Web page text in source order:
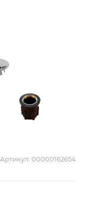
Артикул: 00000162654